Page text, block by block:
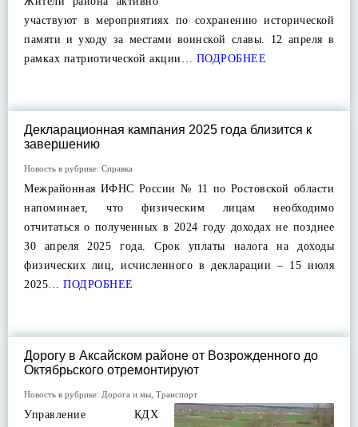
участвуют в мероприятиях по сохранению исторической
памяти и уходу за местами воинской славы. 12 апреля в
рамках патриотической акции… ПОДРОБНЕЕ
Декларационная кампания 2025 года близится к
завершению
Новость в рубрике: Справка
Межрайонная ИФНС России № 11 по Ростовской области
напоминает, что физическим лицам необходимо
отчитаться о полученных в 2024 году доходах не позднее
30 апреля 2025 года. Срок уплаты налога на доходы
физических лиц, исчисленного в декларации – 15 июля
2025… ПОДРОБНЕЕ
Дорогу в Аксайском районе от Возрожденного до
Октябрьского отремонтируют
Новость в рубрике: Дорога и мы Транспорт
Управление КДХ